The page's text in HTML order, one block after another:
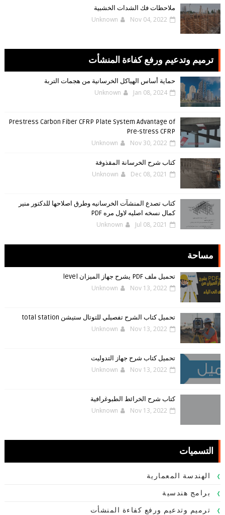
ملاحظات فك الشدات الخشبية
Unknown Nov 04, 2022
ترميم وتدعيم ورفع كفاءة المنشأت
حماية أساس الهياكل الخرسانية من هجمات التربة
Unknown Jan 08, 2024
Prestress Carbon Fiber CFRP Plate System Advantage of
Pre-stress CFRP
Unknown Nov 30, 2022
كتاب شرح الخرسانة المقذوفة
Unknown Dec 08, 2021
كتاب تصدع المنشآت الخرسانيه وطرق اصلاحها للدكتور منير
كمال نسخه اصليه لاول مره PDF
Unknown Jul 08, 2021
مساحة
تحميل ملف PDF يشرح جهاز الميزان level
Unknown Nov 13, 2022
تحميل كتاب الشرح تفصيلي للتوتال ستيشن total station
Unknown Nov 13, 2022
تحميل كتاب شرح جهاز التدوليت
Unknown Nov 13, 2022
كتاب شرح الخرائط الطبوغرافية
Unknown Nov 13, 2022
التسميات
الهندسة المعمارية
برامج هندسية
ترميم وتدعيم ورفع كفاءة المنشأت